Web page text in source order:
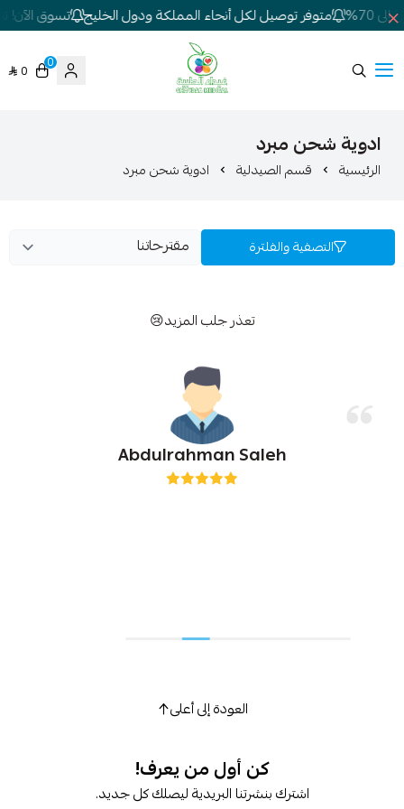
متوفر توصيل لكل أنحاء المملكة ودول الخليج تسوق الآن!
شركة غيداء المتطورة الطبية
0
0
ادوية شحن مبرد
الرئيسية قسم الصيدلية ادوية شحن مبرد
التصفية والفلترة
تعذر جلب المزيد😢
Abdulrahman Saleh
العودة إلى أعلى
كن أول من يعرف!
اشترك بنشرتنا البريدية ليصلك كل جديد.